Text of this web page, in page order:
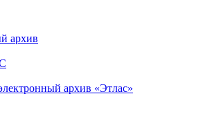
архив
архив «Этлас»